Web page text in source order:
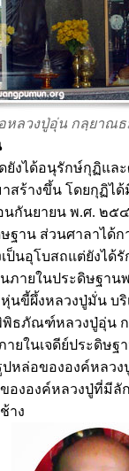
หลวงปู่อุ่น กลฺยาณ
ยังได้อนุรักษ์กุฏิแล
สร้างขึ้น โดยกุฏิไ
นกันยายน พ.ศ. ๒๕
ฐาน ส่วนศาลาได้ก
ป็นอุโบสถแต่ยังได้รั
ภายในประดิษฐาน
หุ่นขี้ผึ้งหลวงปู่มั่น บ
พิธภัณฑ์หลวงปู่อุ่น
ายในเจดีย์ประดิษฐ
หล่อขององค์หลวง
ององค์หลวงปู่ที่มีลั
าง